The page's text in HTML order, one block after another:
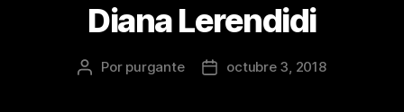
Diana Lerendidi
Autor
Por purgante
Fechaoctubre 3, 2018